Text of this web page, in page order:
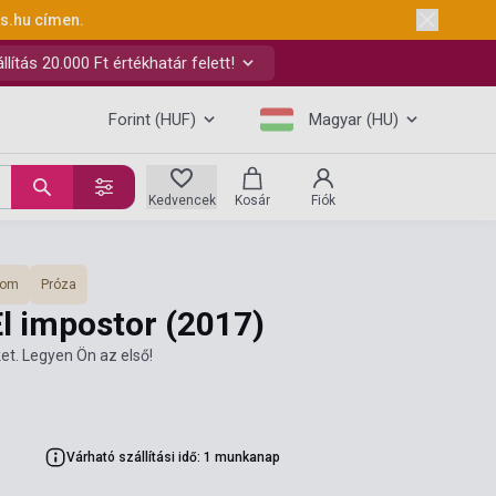
címen.
20.000 Ft értékhatár felett!
Forint (HUF) Magyar (HU)
Kedvencek Kosár Fiók
Próza
impostor (2017)
Legyen Ön az első!
Várható szállítási idő: 1 munkanap